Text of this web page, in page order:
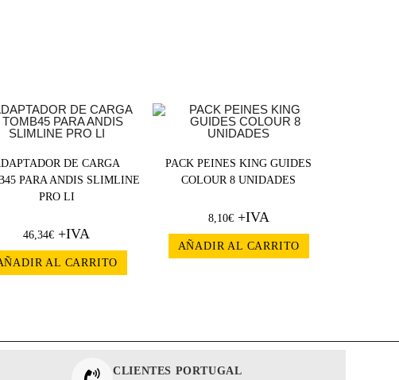
DE CARGA
PARA ANDIS SLIMLINE
PRO LI
46,34€ +IVA
AL CARRITO
PACK PEINES KING GUIDES
COLOUR 8 UNIDADES
8,10€+IVA
AÑADIR AL CARRITO
CLIENTES PORTUGAL